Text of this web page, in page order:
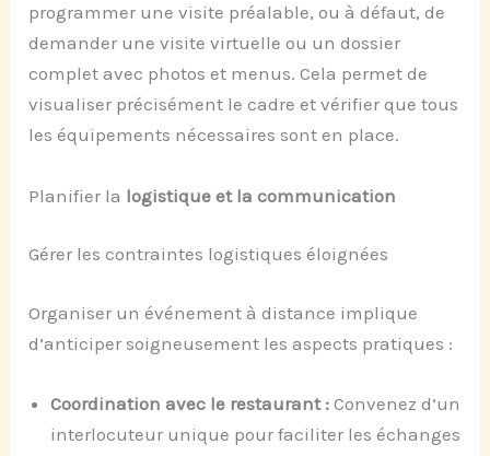
programmer une visite préalable, ou à défaut, de
demander une visite virtuelle ou un dossier
complet avec photos et menus. Cela permet de
visualiser précisément le cadre et vérifier que tous
les équipements nécessaires sont en place.
Planifier la logistique et la communication
Gérer les contraintes logistiques éloignées
Organiser un événement à distance implique
d’anticiper soigneusement les aspects pratiques :
Coordination avec le restaurant : Convenez d’un
interlocuteur unique pour faciliter les échanges